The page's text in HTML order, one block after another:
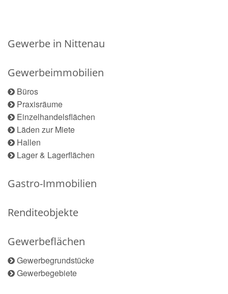
Gewerbe in Nittenau
Gewerbeimmobilien
Büros
Praxisräume
Einzelhandelsflächen
Läden zur Miete
Hallen
Lager & Lagerflächen
Gastro-Immobilien
Renditeobjekte
Gewerbeflächen
Gewerbegrundstücke
Gewerbegebiete